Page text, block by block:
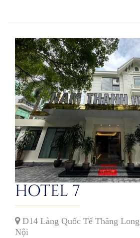
HOTEL 7
D14 Làng Quốc Tế Thăng
Nội